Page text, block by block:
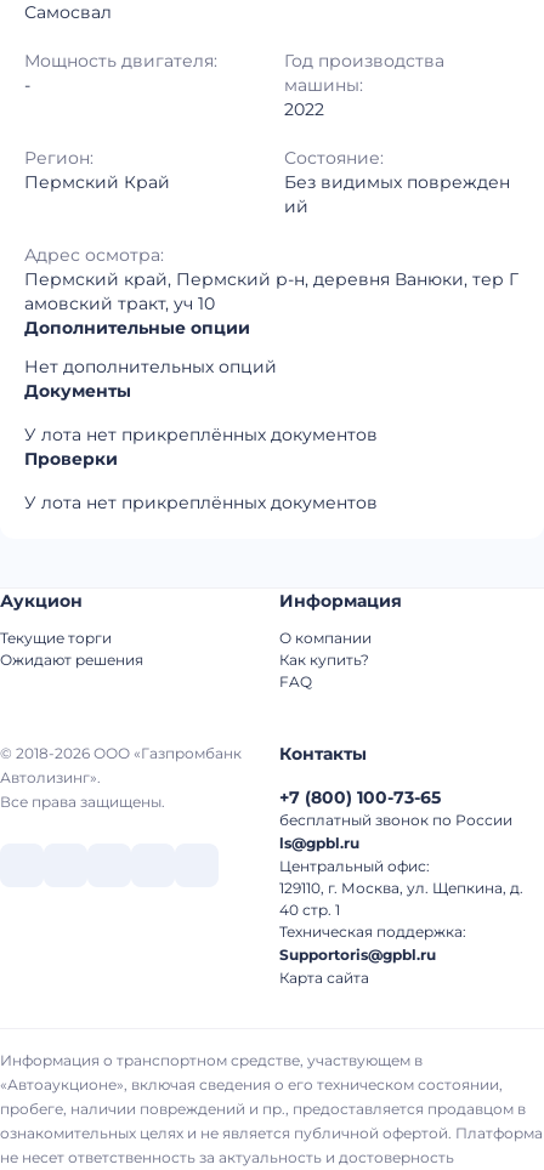
Кол-во ставок:
Регион: Пермский Край
Самосвал
Мощность двигателя:
-
Год производства
машины:
2022
Регион:
Пермский Край
Состояние:
Без видимых поврежден
ий
Адрес осмотра:
Пермский край, Пермский р-н, деревня Ванюки, тер Г
амовский тракт, уч 10
Дополнительные опции
Нет дополнительных опций
Документы
У лота нет прикреплённых документов
Проверки
У лота нет прикреплённых документов
© 2018-2026 ООО «Газпромбанк
Автолизинг».
Все права защищены.
Аукцион
Текущие торги
Ожидают решения
Информация
О компании
Как купить?
FAQ
Контакты
+7 (800) 100-73-65
бесплатный звонок по России
ls@gpbl.ru
Центральный офис:
129110, г. Москва, ул. Щепкина, д.
40 стр. 1
Техническая поддержка:
Supportoris@gpbl.ru
Карта сайта
Информация о транспортном средстве, участвующем в
«Автоаукционе», включая сведения о его техническом состоянии,
пробеге, наличии повреждений и пр., предоставляется продавцом в
ознакомительных целях и не является публичной офертой. Платформа
не несет ответственность за актуальность и достоверность